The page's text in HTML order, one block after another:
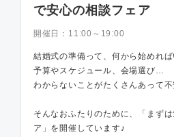
で安心の相談フェア
開催日： 11:00～19:00
結婚式の準備って、何から始めれば
予算やスケジュール、会場選び…
わからないことがたくさんあって不
そんなおふたりのために、「まず
ア」を開催しています♪